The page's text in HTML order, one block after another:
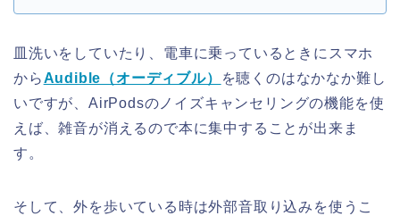
皿洗いをしていたり、電車に乗っているときにスマホ
からAudible（オーディブル）
を聴くのはなかなか難し
いですが、AirPodsのノイズキャンセリングの機能を使
えば、雑音が消えるので本に集中することが出来ま
す。
そして、外を歩いている時は外部音取り込みを使うこ